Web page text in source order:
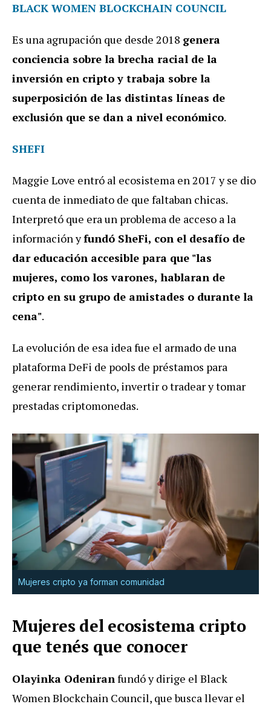
‍BLACK WOMEN BLOCKCHAIN COUNCIL
‍Es una agrupación que desde 2018 genera
conciencia sobre la brecha racial de la
inversión en cripto y trabaja sobre la
superposición de las distintas líneas de
exclusión que se dan a nivel económico.
SHEFI
‍Maggie Love entró al ecosistema en 2017 y se dio
cuenta de inmediato de que faltaban chicas.
Interpretó que era un problema de acceso a la
información yfundó SheFi, con el desafío de
dar educación accesible para que "las
mujeres, como los varones, hablaran de
cripto en su grupo de amistades o durante la
cena".
La evolución de esa idea fue el armado de una
plataforma DeFi de pools de préstamos para
generar rendimiento, invertir o tradear y tomar
prestadas criptomonedas.
Mujeres cripto ya forman comunidad
Mujeres del ecosistema cripto
que tenés que conocer‍
Olayinka Odeniranfundó y dirige el Black
Women Blockchain Council, que busca llevar el